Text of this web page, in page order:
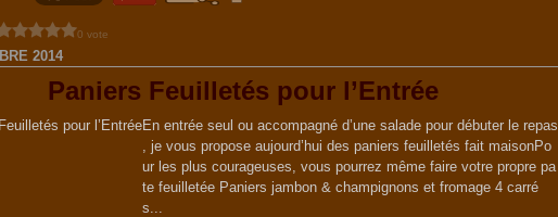
0 vote
2014
Paniers Feuilletés pour l’Entrée
En entrée seul ou accompagné d’une salade pour débuter le repas
, je vous propose aujourd’hui des paniers feuilletés fait maisonPo
ur les plus courageuses, vous pourrez même faire votre propre pa
te feuilletée Paniers jambon & champignons et fromage 4 carré
s...